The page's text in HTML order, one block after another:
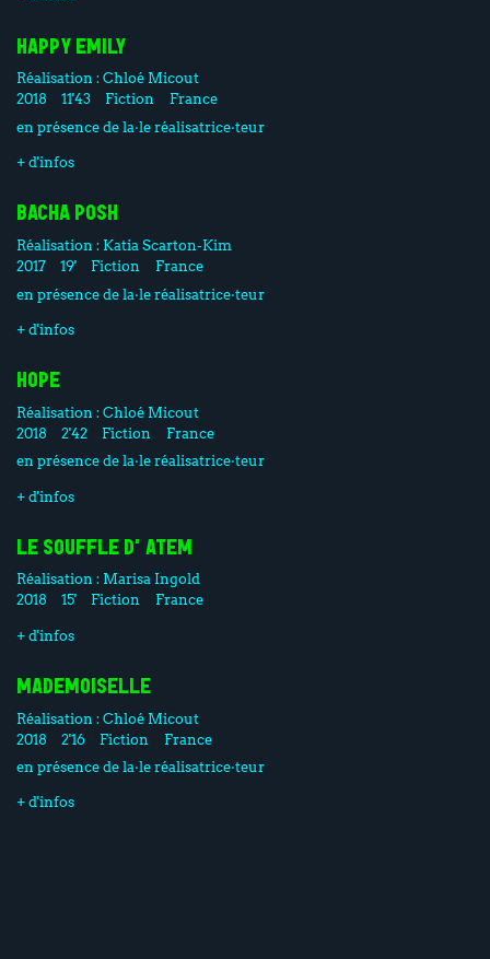
HAPPY EMILY
Réalisation :Chloé Micout
2018
11'43 Fiction
France
en présence de la·le réalisatrice·teur
+ d'infos
BACHA POSH
Réalisation : Katia Scarton-Kim
2017
19' Fiction
France
en présence de la·le réalisatrice·teur
+ d'infos
HOPE
Réalisation :Chloé Micout
2018
2'42 Fiction
France
en présence de la·le réalisatrice·teur
+ d'infos
LE SOUFFLE D'ATEM
Réalisation : Marisa Ingold
2018
15' Fiction France
+ d'infos
MADEMOISELLE
Réalisation :Chloé Micout
2018
2'16 Fiction
France
en présence de la·le réalisatrice·teur
+ d'infos